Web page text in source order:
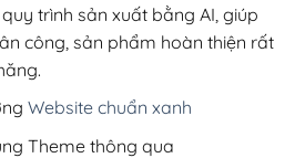
trình sản xuất bằng AI, giúp
công, sản phẩm hoàn thiện rất
Website chuẩn xanh
Theme thông qua